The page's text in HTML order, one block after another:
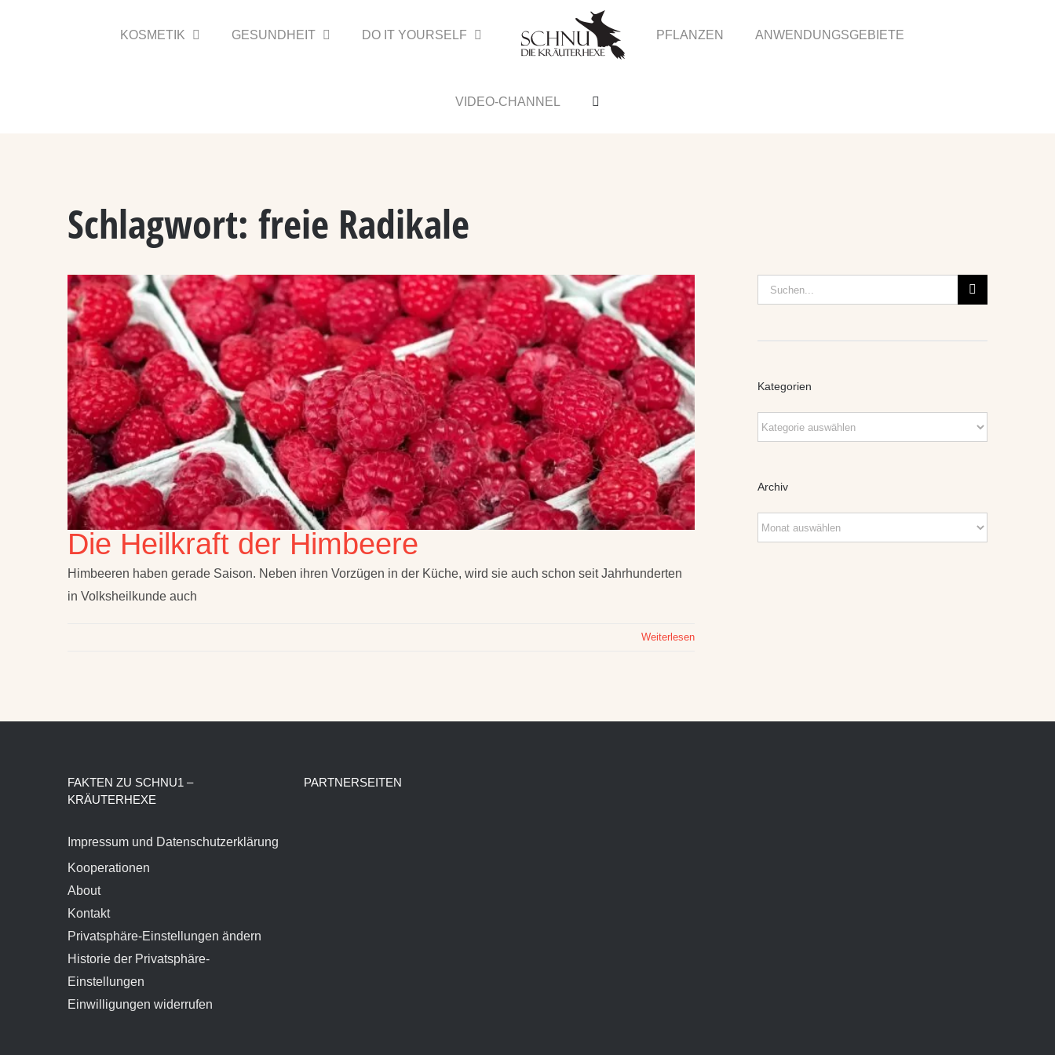
KOSMETIK GESUNDHEIT DO IT YOURSELF PFLANZEN ANWENDUNGSGEBIETE
VIDEO-CHANNEL
Schlagwort: freie Radikale
Die Heilkraft der Himbeere
Himbeeren haben gerade Saison. Neben ihren Vorzügen in der Küche, wird sie auch schon seit Jahrhunderten
in Volksheilkunde auch
Weiterlesen
Suche
nach:
Kategorien
Kategorien
Archiv
Archiv
FAKTEN ZU SCHNU1 –
KRÄUTERHEXE
Impressum und Datenschutzerklärung
Kooperationen
About
Kontakt
Privatsphäre-Einstellungen ändern
Historie der Privatsphäre-
Einstellungen
Einwilligungen widerrufen
PARTNERSEITEN